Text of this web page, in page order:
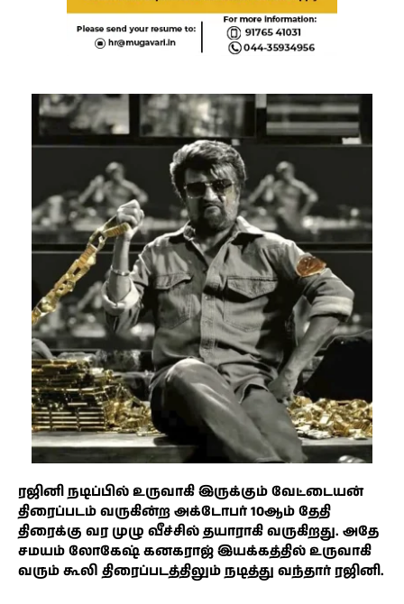
ரஜினி நடிப்பில் உருவாகி இருக்கும் வேட்டையன்
திரைப்படம் வருகின்ற அக்டோபர் 10ஆம் தேதி
திரைக்கு வர முழு வீச்சில் தயாராகி வருகிறது. அதே
சமயம் லோகேஷ் கனகராஜ் இயக்கத்தில் உருவாகி
வரும் கூலி திரைப்படத்திலும் நடித்து வந்தார் ரஜினி.